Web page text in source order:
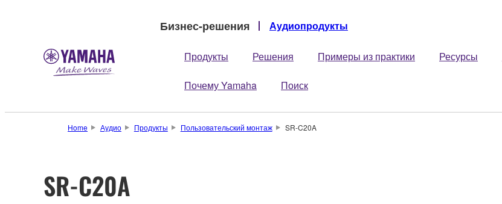
Бизнес-решения Аудиопродукты
Продукты Решения Примеры из практики Ресурсы
Почему Yamaha Поиск
Home Аудио Продукты Пользовательский монтаж SR-C20A
SR-C20A